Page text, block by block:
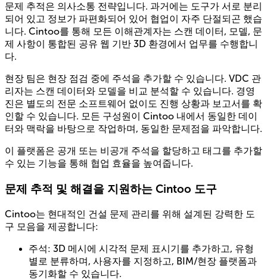
문제 추적은 의사소통 전략입니다. 과거에는 도구가 서로 분리
되어 있고 정보가 파편화되어 있어 협업이 자주 단절되곤 했습
니다. Cintoo를 통해 모든 이해관계자는 스캔 데이터, 모델, 문
제 사항이 통합된 공유 웹 기반 3D 환경에서 업무를 수행합니
다.
현장 팀은 현장 점검 중에 주석을 추가할 수 있습니다. VDC 관
리자는 스캔 데이터와 모델을 비교 분석할 수 있습니다. 경영
진은 별도의 전문 소프트웨어 없이도 진행 상황과 보고서를 확
인할 수 있습니다. 모든 구성원이 Cintoo 내에서 동일한 데이
터와 맥락을 바탕으로 작업하며, 동일한 문제점을 파악합니다.
이 플랫폼은 공개 또는 비공개 주석을 할당하고 태그를 추가할
수 있는 기능을 통해 협업 효율을 높여줍니다.
문제 추적 및 해결을 지원하는 Cintoo 도구
Cintoo는 현대적인 건설 문제 관리를 위해 설계된 강력한 도
구 모음을 제공합니다:
주석: 3D 메시에 시각적 문제 표시기를 추가하고, 유형
별로 분류하며, 사용자를 지정하고, BIM/현장 플랫폼과
동기화할 수 있습니다.